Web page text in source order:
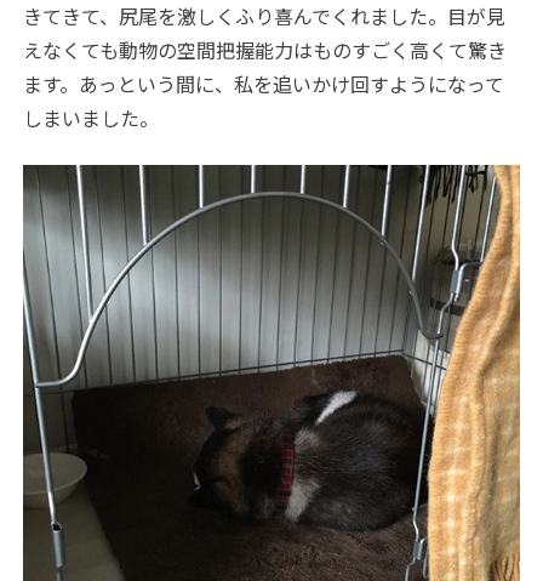
きてきて、尻尾を激しくふり喜んでくれました。目が見
えなくても動物の空間把握能力はものすごく高くて驚き
ます。あっという間に、私を追いかけ回すようになって
しまいました。